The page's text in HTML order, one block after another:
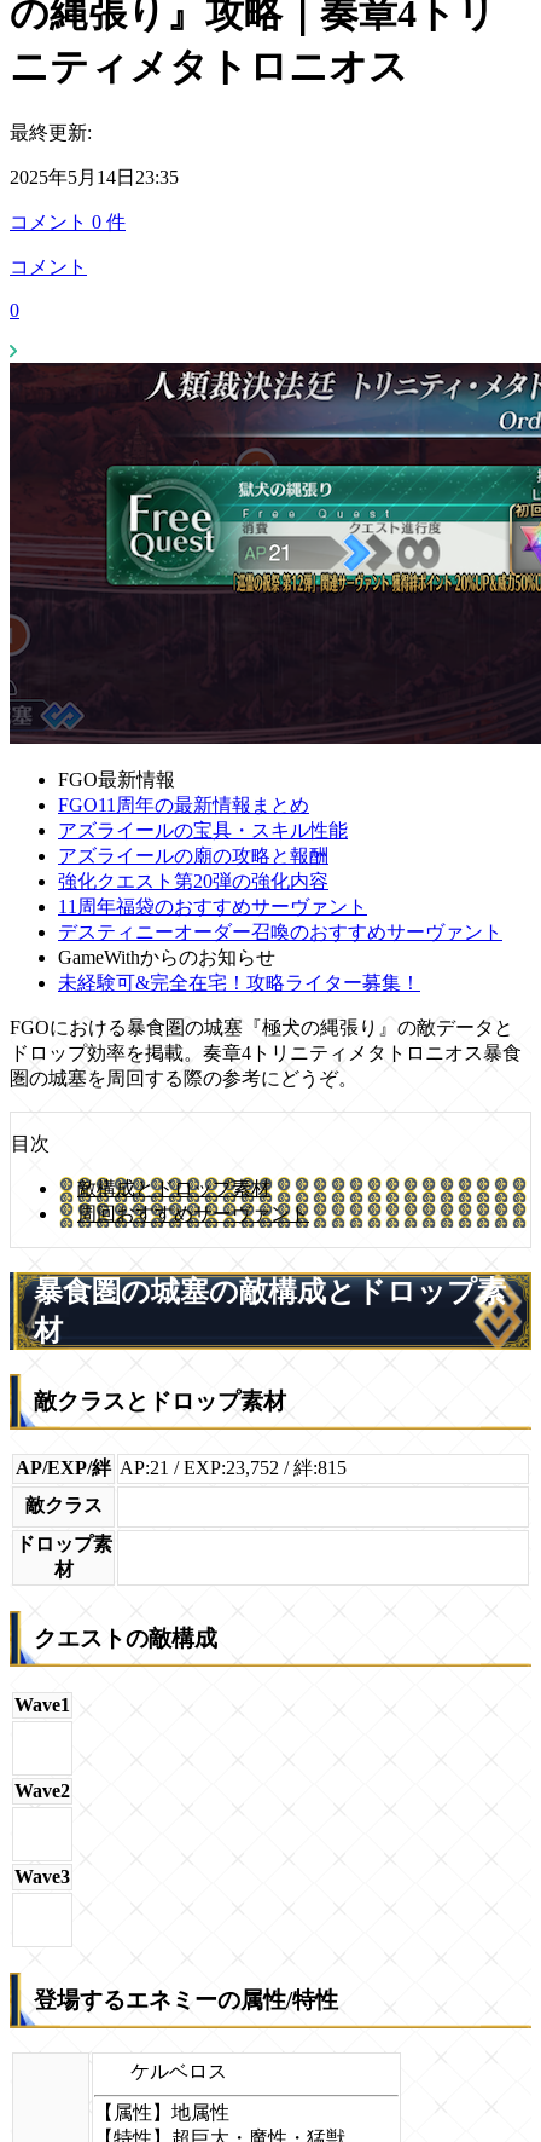
の縄張り』攻略｜奏章4トリ
ニティメタトロニオス
最終更新:
2025年5月14日23:35
コメント 0 件
コメント
0
FGO最新情報
FGO11周年の最新情報まとめ
アズライールの宝具・スキル性能
アズライールの廟の攻略と報酬
強化クエスト第20弾の強化内容
11周年福袋のおすすめサーヴァント
デスティニーオーダー召喚のおすすめサーヴァント
GameWithからのお知らせ
未経験可&完全在宅！攻略ライター募集！
FGOにおける暴食圏の城塞『極犬の縄張り』の敵データと
ドロップ効率を掲載。奏章4トリニティメタトロニオス暴食
圏の城塞を周回する際の参考にどうぞ。
目次
敵構成とドロップ素材
周回おすすめサーヴァント
暴食圏の城塞の敵構成とドロップ素
材
敵クラスとドロップ素材
AP/EXP/絆 AP:21 / EXP:23,752 / 絆:815
敵クラス
ドロップ素
材
クエストの敵構成
Wave1
Wave2
Wave3
登場するエネミーの属性/特性
ケルベロス
【属性】地属性